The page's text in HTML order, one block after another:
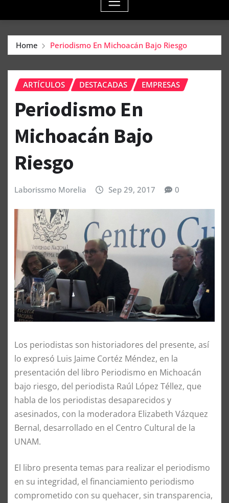
Home Periodismo En Michoacán Bajo Riesgo
ARTÍCULOS DESTACADAS EMPRESAS
Periodismo En
Michoacán Bajo
Riesgo
Laborissmo Morelia Sep 29, 2017 0
Los periodistas son historiadores del presente, así
lo expresó Luis Jaime Cortéz Méndez, en la
presentación del libro Periodismo en Michoacán
bajo riesgo, del periodista Raúl López Téllez, que
habla de los periodistas desaparecidos y
asesinados, con la moderadora Elizabeth Vázquez
Bernal, desarrollado en el Centro Cultural de la
UNAM.
El libro presenta temas para realizar el periodismo
en su integridad, el financiamiento periodismo
comprometido con su quehacer, sin transparencia,